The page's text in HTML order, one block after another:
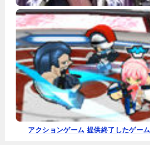
アクションゲーム 提供終了したゲーム